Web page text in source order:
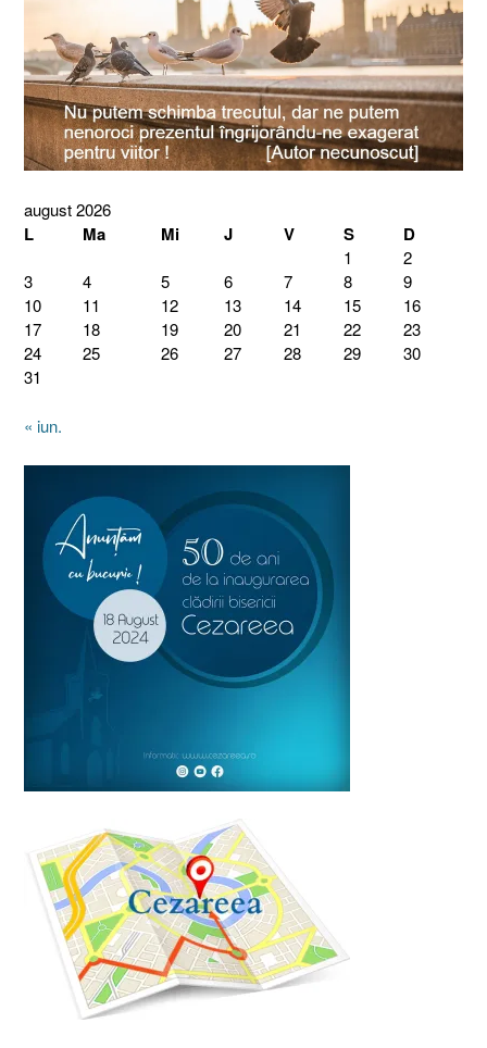
august 2026
L Ma Mi J V S D
1
2
3
4 5 6 7 8
9
10
11 12 13 14 15
16
17
18 19 20 21 22
23
24
25 26 27 28 29
30
31
« iun.